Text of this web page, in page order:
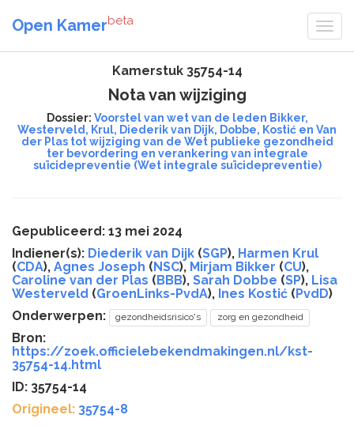
Open Kamerbeta
Kamerstuk 35754-14
Nota van wijziging
Dossier: Voorstel van wet van de leden Bikker,
Westerveld, Krul, Diederik van Dijk, Dobbe, Kostić en Van
der Plas tot wijziging van de Wet publieke gezondheid
ter bevordering en verankering van integrale
suïcidepreventie (Wet integrale suïcidepreventie)
Gepubliceerd: 13 mei 2024
Indiener(s): Diederik van Dijk (SGP), Harmen Krul
(CDA), Agnes Joseph (NSC), Mirjam Bikker (CU),
Caroline van der Plas (BBB), Sarah Dobbe (SP), Lisa
Westerveld (GroenLinks-PvdA), Ines Kostić (PvdD)
Onderwerpen:
gezondheidsrisico's zorg en gezondheid
Bron:
https://zoek.officielebekendmakingen.nl/kst-
35754-14.html
ID: 35754-14
Origineel: 35754-8